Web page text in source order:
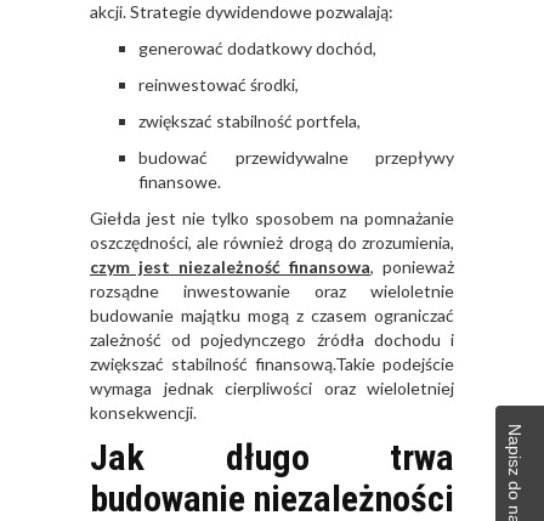
akcji. Strategie dywidendowe pozwalają:
generować dodatkowy dochód,
reinwestować środki,
zwiększać stabilność portfela,
budować przewidywalne przepływy
finansowe.
Giełda jest nie tylko sposobem na pomnażanie
oszczędności, ale również drogą do zrozumienia,
czym jest niezależność finansowa, ponieważ
rozsądne inwestowanie oraz wieloletnie
budowanie majątku mogą z czasem ograniczać
zależność od pojedynczego źródła dochodu i
zwiększać stabilność finansową.Takie podejście
wymaga jednak cierpliwości oraz wieloletniej
konsekwencji.
Jak długo trwa
budowanie niezależności